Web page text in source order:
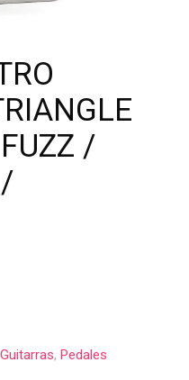
/
Guitarras, Pedales